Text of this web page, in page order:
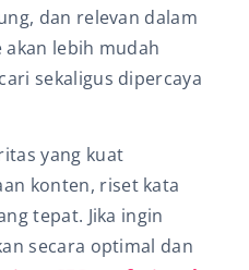
dan relevan dalam
lebih mudah
sekaligus dipercaya
yang kuat
konten, riset kata
tepat. Jika ingin
secara optimal dan